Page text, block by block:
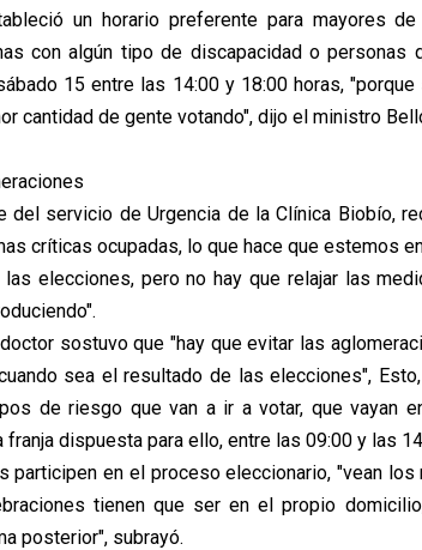
un horario preferente para mayores
con algún tipo de discapacidad o personas
15 entre las 14:00 y 18:00 horas, "porque
cantidad de gente votando", dijo el ministro
del servicio de Urgencia de la Clínica Biobío,
críticas ocupadas, lo que hace que estemos
elecciones, pero no hay que relajar las
sostuvo que "hay que evitar las
sea el resultado de las elecciones",
de riesgo que van a ir a votar, que vayan
franja dispuesta para ello, entre las 09:00 y las
participen en el proceso eleccionario, "vean los
tienen que ser en el propio
posterior", subrayó.